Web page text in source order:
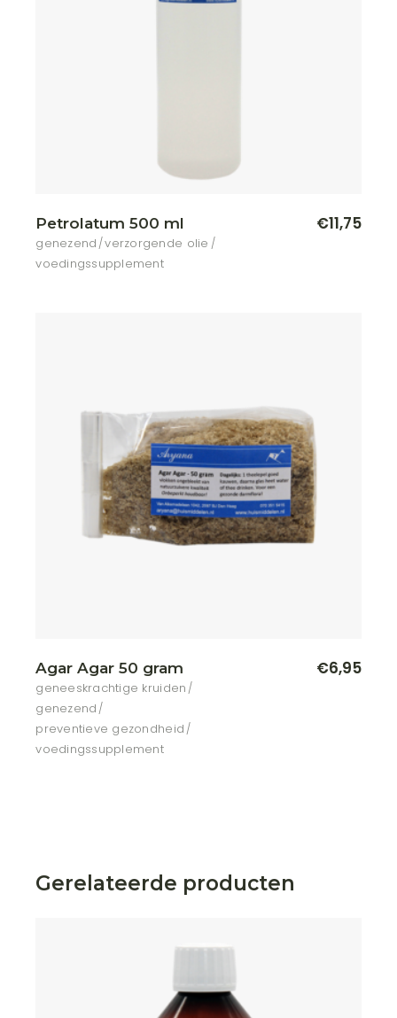
Petrolatum 500 ml
genezend verzorgende olie
voedingssupplement
€11,75
Agar Agar 50 gram
geneeskrachtige kruiden
genezend
preventieve gezondheid
voedingssupplement
€6,95
Gerelateerde producten